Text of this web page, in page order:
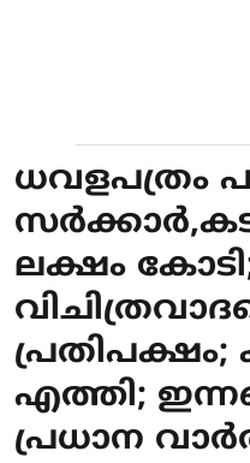
ധവളപത്രം
ലക്ഷം
എത്തി;
പ്രധാന